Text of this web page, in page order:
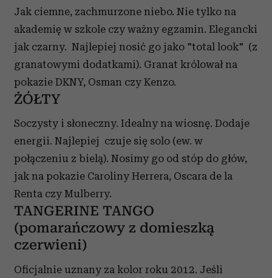
Jak ciemne, zachmurzone niebo. Nie tylko na
akademię w szkole czy ważny egzamin. Elegancki
jak czarny. Najlepiej nosić go jako "total look" (z
granatowymi dodatkami). Granat królował na
pokazie DKNY, Osman czy Kenzo.
ŻÓŁTY
Soczysty i słoneczny. Idealny na wiosnę. Dodaje
energii. Najlepiej czuje się solo (ew. w
połączeniu z bielą). Nosimy go od stóp do głów,
jak na pokazie Caroliny Herrera, Oscara de la
Renta czy Mulberry.
TANGERINE TANGO
(pomarańczowy z domieszką
czerwieni)
Oficjalnie uznany za kolor roku 2012. Jeśli